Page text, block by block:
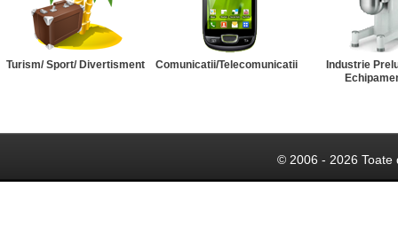
Turism/ Sport/ Divertisment Comunicatii/Telecomunicatii
Industrie
© 2006 - 2026